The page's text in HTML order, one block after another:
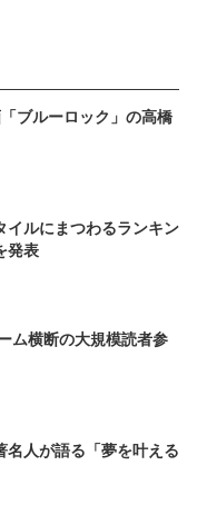
ブルーロック」の高橋
イルにまつわるランキン
発表
ム横断の大規模読者参
名人が語る「夢を叶える